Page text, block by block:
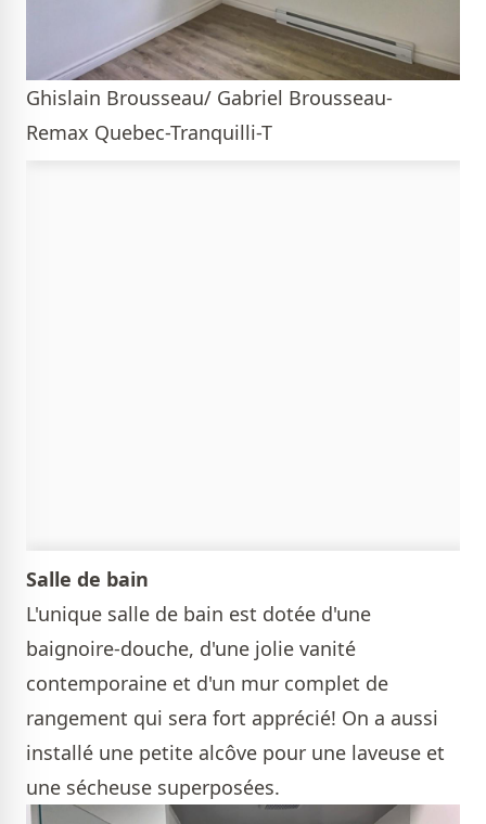
Ghislain Brousseau/ Gabriel Brousseau-
Remax Quebec-Tranquilli-T
Salle de bain
L'unique salle de bain est dotée d'une
baignoire-douche, d'une jolie vanité
contemporaine et d'un mur complet de
rangement qui sera fort apprécié! On a aussi
installé une petite alcôve pour une laveuse et
une sécheuse superposées.